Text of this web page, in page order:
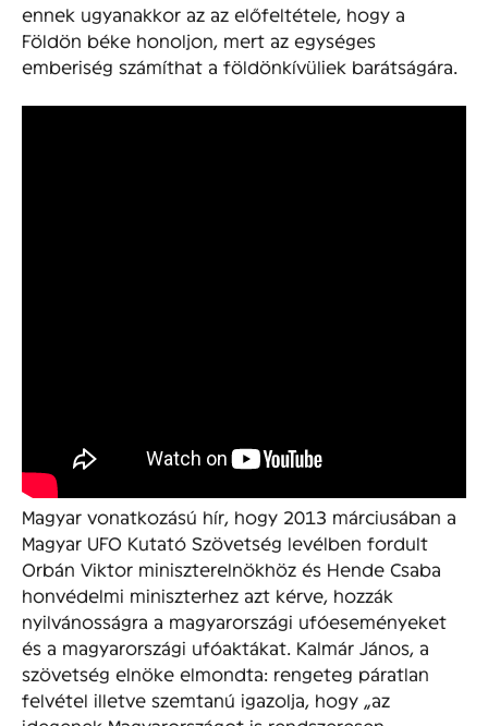
ennek ugyanakkor az az előfeltétele, hogy a
Földön béke honoljon, mert az egységes
emberiség számíthat a földönkívüliek barátságára.
Magyar vonatkozású hír, hogy 2013 márciusában a
Magyar UFO Kutató Szövetség levélben fordult
Orbán Viktor miniszterelnökhöz és Hende Csaba
honvédelmi miniszterhez azt kérve, hozzák
nyilvánosságra a magyarországi ufóeseményeket
és a magyarországi ufóaktákat. Kalmár János, a
szövetség elnöke elmondta: rengeteg páratlan
felvétel illetve szemtanú igazolja, hogy „az